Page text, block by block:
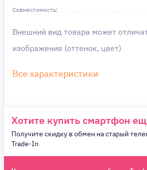
Совместимость:
Внешний вид товара может
изображения (оттенок, цвет)
Все характеристики
Хотите купить смартфон
Получите скидку в обмен на старый
Trade-In